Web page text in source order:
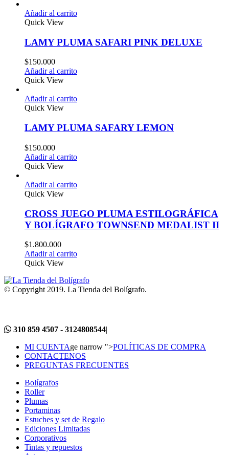
Añadir al carrito
Quick View
LAMY PLUMA SAFARI PINK DELUXE
$150.000
Añadir al carrito
Quick View
Añadir al carrito
Quick View
LAMY PLUMA SAFARY LEMON
$150.000
Añadir al carrito
Quick View
Añadir al carrito
Quick View
CROSS JUEGO PLUMA ESTILOGRÁFICA
Y BOLÍGRAFO TOWNSEND MEDALIST II
$1.800.000
Añadir al carrito
Quick View
© Copyright 2019. La Tienda del Bolígrafo.
310 859 4507 - 3124808544|
MI CUENTAge narrow ">POLÍTICAS DE COMPRA
CONTACTENOS
PREGUNTAS FRECUENTES
Bolígrafos
Roller
Plumas
Portaminas
Estuches y set de Regalo
Ediciones Limitadas
Corporativos
Tintas y repuestos